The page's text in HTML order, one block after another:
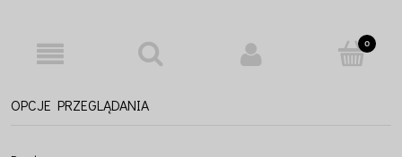
OPCJE PRZEGLĄDANIA